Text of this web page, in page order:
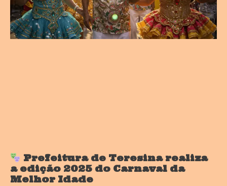
Prefeitura de Teresina realiza
a edição 2025 do Carnaval da
Melhor Idade